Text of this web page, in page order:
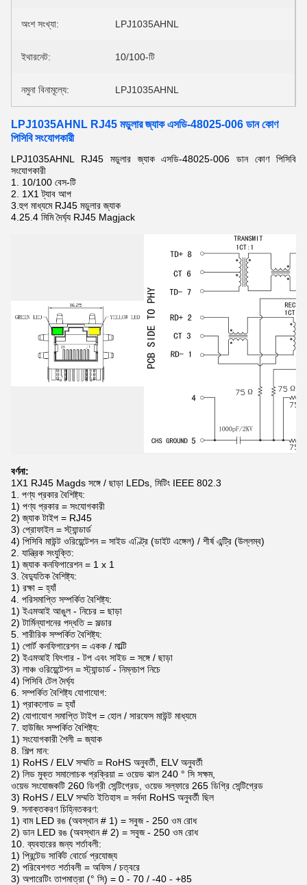
অংশ সংখ্যা: LPJ1035AHNL
ইথারনেট: 10/100-টি
নমুনা বিনামূল্যে: LPJ1035AHNL
LPJ1035AHNL RJ45 মডুলার জ্যাক এসডি-48025-006 ডান কোণ
পিসিবি সংযোগকারী
LPJ1035AHNL RJ45 মডুলার জ্যাক এসডি-48025-006 ডান কোণ পিসিবি
সংযোগকারী
1. 10/100 বেস-টি
2. 1X1 ট্যাব আপ
3.হুগ মাধ্যমে RJ45 মডুলার জ্যাক
4.25.4 মিমি দৈর্ঘ্য RJ45 Magjack
বর্ণনা:
1X1 RJ45 Magds সঙ্গে / ছাড়া LEDs, মিটিং IEEE 802.3
1. পণ্য প্রকার বৈশিষ্ট্য:
1) পণ্য প্রকার = সংযোগকারী
2) জ্যাক টাইপ = RJ45
3) প্রোফাইল = স্ট্যান্ডার্ড
4) পিসিবি মাউন্ট ওরিয়েন্টেশন = সাইড এণ্ট্রি (ডাইট এঙ্গেল) / শীর্ষ এন্ট্রি (উল্লম্ব)
2. যান্ত্রিক সংযুক্তি:
1) জ্যাক কনফিগারেশন = 1 x 1
3. বৈদ্যুতিক বৈশিষ্ট্য:
1) রক্ষা = হ্যাঁ
4. পরিসমাপ্তি সম্পর্কিত বৈশিষ্ট্য:
1) ইএমআই আঙুল - নিচের = ছাড়া
2) টার্মিন্যাশনের পদ্ধতি = সল্ডার
5. শারীরিক সম্পর্কিত বৈশিষ্ট্য:
1) পোর্ট কনফিগারেশন = একক / মাল্টি
2) ইএমআই ফিংগার - টপ এবং সাইড = সঙ্গে / ছাড়া
3) লাঞ্চ ওরিয়েন্টেশন = স্ট্যান্ডার্ড - নিম্নচাপ নিচে
4) পিসিবি টেল দৈর্ঘ্য
6. সম্পর্কিত বৈশিষ্ট্য যোগাযোগ:
1) প্রাকলোড = হ্যাঁ
2) যোগাযোগ সমাপ্তি টাইপ = হোল / সারফেস মাউন্ট মাধ্যমে
7. হাউজিং সম্পর্কিত বৈশিষ্ট্য:
1) সংযোগকারী শৈলী = জ্যাক
8. শিল্প মান:
1) RoHS / ELV সম্মতি = RoHS অনুবর্তী, ELV অনুবর্তী
2) লিড মুক্ত সমালোচক প্রক্রিয়া = ওয়েভ ঝাল 240 ° সি সক্ষম,
ওয়েভ সংযোজকটি 260 ডিগ্রী সেন্টিগ্রেড, ওয়েভ সল্ফারে 265 ডিগ্রি সেন্টিগ্রেড
3) RoHS / ELV সম্মতি ইতিহাস = সর্বদা RoHS অনুবর্তী ছিল
9. সনাক্তকরণ চিহ্নিতকরণ:
1) বাম LED রঙ (অবস্থান # 1) = সবুজ - 250 ওম রোধ
2) ডান LED রঙ (অবস্থান # 2) = সবুজ - 250 ওম রোধ
10. ব্যবহারের জন্য শর্তাবলী:
1) প্রিন্টেড সার্কিট বোর্ডে প্রযোজ্য
2) পরিবেশগত শর্তাবলী = অফিস / চত্বরে
3) অপারেটিং তাপমাত্রা (° সি) = 0 - 70 / -40 - +85